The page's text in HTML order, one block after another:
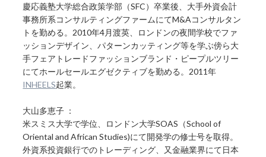
慶応義塾大学総合政策学部（SFC）卒業後、大手外資会計
事務所系コンサルティングファームにてM&Aコンサルタン
トを勤める。2010年4月渡英、ロンドンの夜間学校でファ
ッションデザイン、パターンカッティング等を学ぶ傍ら大
手フェアトレードファッションブランド・ピープルツリー
にてホールセールエグゼクティブを勤める。2011年
INHEELS起業。
大山多恵子 ：
米スミス大学で学位、ロンドン大学SOAS（School of
Oriental and African Studies)にて開発学の修士号を取得。
外資系投資銀行でのトレーディング、又金融業界にて日本